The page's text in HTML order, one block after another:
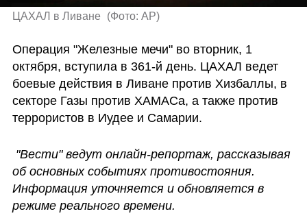
ЦАХАЛ в Ливане (Фото: АР)
Операция "Железные мечи" во вторник, 1
октября, вступила в 361-й день. ЦАХАЛ ведет
боевые действия в Ливане против Хизбаллы, в
секторе Газы против ХАМАСа, а также против
террористов в Иудее и Самарии.
"Вести" ведут онлайн-репортаж, рассказывая
об основных событиях противостояния.
Информация уточняется и обновляется в
режиме реального времени.